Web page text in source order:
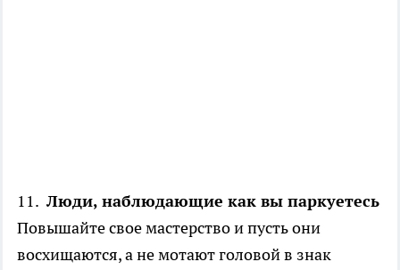
11. Люди, наблюдающие как вы паркуетесь
Повышайте свое мастерство и пусть они
восхищаются, а не мотают головой в знак